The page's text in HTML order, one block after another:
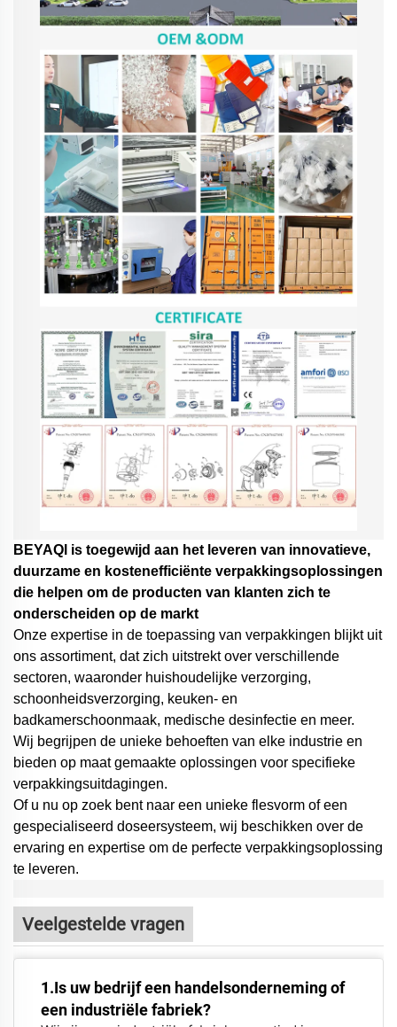
BEYAQl is toegewijd aan het leveren van innovatieve,
duurzame en kostenefficiënte verpakkingsoplossingen
die helpen om de producten van klanten zich te
onderscheiden op de markt
Onze expertise in de toepassing van verpakkingen blijkt uit
ons assortiment, dat zich uitstrekt over verschillende
sectoren, waaronder huishoudelijke verzorging,
schoonheidsverzorging, keuken- en
badkamerschoonmaak, medische desinfectie en meer.
Wij begrijpen de unieke behoeften van elke industrie en
bieden op maat gemaakte oplossingen voor specifieke
verpakkingsuitdagingen.
Of u nu op zoek bent naar een unieke flesvorm of een
gespecialiseerd doseersysteem, wij beschikken over de
ervaring en expertise om de perfecte verpakkingsoplossing
te leveren.
Veelgestelde vragen
1.Is uw bedrijf een handelsonderneming of
een industriële fabriek?